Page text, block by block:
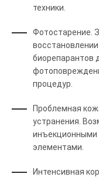
техники.
Фотостарение.
биорепарантов
процедур.
Проблемная
устранения.
инъекционными
элементами.
Интенсивная